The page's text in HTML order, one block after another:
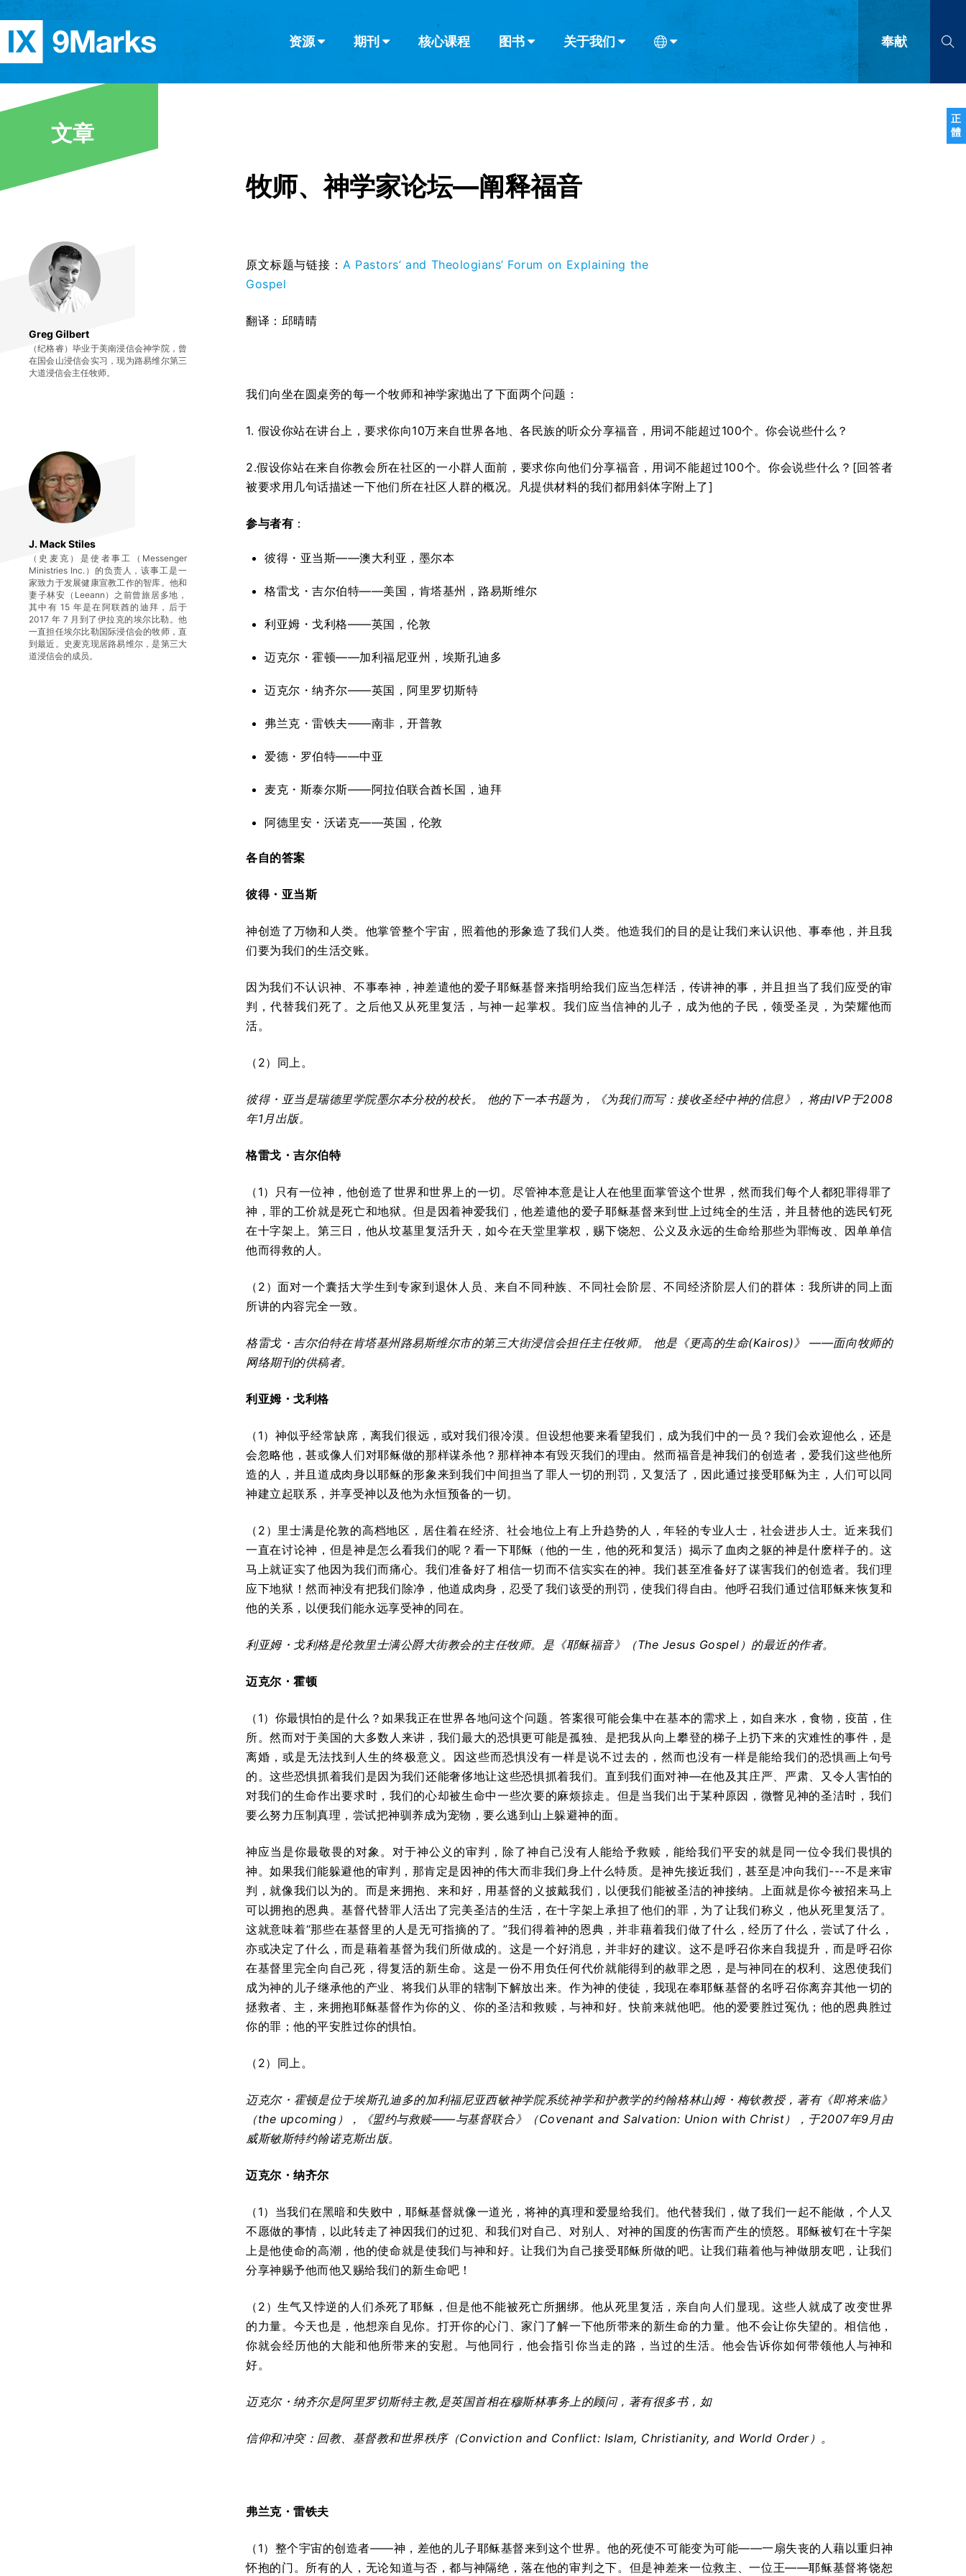
正
體
资源 期刊 核心课程 图书 关于我们 奉献
查看全部
查看全部
简体中文
文章
Greg Gilbert
（纪格睿）毕业于美南浸信会神学院，曾
在国会山浸信会实习，现为路易维尔第三
大道浸信会主任牧师。
J. Mack Stiles
（史麦克）是使者事工（Messenger
Ministries Inc.）的负责人，该事工是一
家致力于发展健康宣教工作的智库。他和
妻子林安（Leeann）之前曾旅居多地，
其中有 15 年是在阿联酋的迪拜，后于
2017 年 7 月到了伊拉克的埃尔比勒。他
一直担任埃尔比勒国际浸信会的牧师，直
到最近。史麦克现居路易维尔，是第三大
道浸信会的成员。
牧师、神学家论坛—阐释福音
原文标题与链接： A Pastors’ and Theologians’ Forum on Explaining the
Gospel
翻译：邱晴晴
我们向坐在圆桌旁的每一个牧师和神学家抛出了下面两个问题：
1. 假设你站在讲台上，要求你向10万来自世界各地、各民族的听众分享福音，用词不能超过100个。你会说些什么？
2.假设你站在来自你教会所在社区的一小群人面前，要求你向他们分享福音，用词不能超过100个。你会说些什么？[回答者
被要求用几句话描述一下他们所在社区人群的概况。凡提供材料的我们都用斜体字附上了]
参与者有 ：
彼得・亚当斯——澳大利亚，墨尔本
格雷戈・吉尔伯特——美国，肯塔基州，路易斯维尔
利亚姆・戈利格——英国，伦敦
迈克尔・霍顿——加利福尼亚州，埃斯孔迪多
迈克尔・纳齐尔——英国，阿里罗切斯特
弗兰克・雷铁夫——南非，开普敦
爱德・罗伯特——中亚
麦克・斯泰尔斯——阿拉伯联合酋长国，迪拜
阿德里安・沃诺克——英国，伦敦
各自的答案
彼得・ 亚当斯
神创造了万物和人类。他掌管整个宇宙，照着他的形象造了我们人类。他造我们的目的是让我们来认识他、事奉他，并且我
们要为我们的生活交账。
因为我们不认识神、不事奉神，神差遣他的爱子耶稣基督来指明给我们应当怎样活，传讲神的事，并且担当了我们应受的审
判，代替我们死了。之后他又从死里复活，与神一起掌权。我们应当信神的儿子，成为他的子民，领受圣灵，为荣耀他而
活。
（2）同上。
彼得・ 亚当是瑞德里学院墨尔本分校的校长。 他的下一本书题为，《为我们而写：接收圣经中神的信息》，将由IVP于2008
年1月出版。
格雷戈 ・ 吉尔伯特
（1）只有一位神，他创造了世界和世界上的一切。尽管神本意是让人在他里面掌管这个世界，然而我们每个人都犯罪得罪了
神，罪的工价就是死亡和地狱。但是因着神爱我们，他差遣他的爱子耶稣基督来到世上过纯全的生活，并且替他的选民钉死
在十字架上。第三日，他从坟墓里复活升天，如今在天堂里掌权，赐下饶恕、公义及永远的生命给那些为罪悔改、因单单信
他而得救的人。
（2）面对一个囊括大学生到专家到退休人员、来自不同种族、不同社会阶层、不同经济阶层人们的群体：我所讲的同上面
所讲的内容完全一致。
格雷戈・吉尔伯特在肯塔基州路易斯维尔市的第三大街浸信会担任主任牧师。 他是《更高的生命(Kairos)》
——面向牧师的
网络期刊的供稿者。
利亚姆・戈利格
（1）神似乎经常缺席，离我们很远，或对我们很冷漠。但设想他要来看望我们，成为我们中的一员？我们会欢迎他么，还是
会忽略他，甚或像人们对耶稣做的那样谋杀他？那样神本有毁灭我们的理由。然而福音是神我们的创造者，爱我们这些他所
造的人，并且道成肉身以耶稣的形象来到我们中间担当了罪人一切的刑罚，又复活了，因此通过接受耶稣为主，人们可以同
神建立起联系，并享受神以及他为永恒预备的一切。
（2）里士满是伦敦的高档地区，居住着在经济、社会地位上有上升趋势的人，年轻的专业人士，社会进步人士。近来我们
一直在讨论神，但是神是怎么看我们的呢？看一下耶稣（他的一生，他的死和复活）揭示了血肉之躯的神是什麽样子的。这
马上就证实了他因为我们而痛心。我们准备好了相信一切而不信实实在的神。我们甚至准备好了谋害我们的创造者。我们理
应下地狱！然而神没有把我们除净，他道成肉身，忍受了我们该受的刑罚，使我们得自由。他呼召我们通过信耶稣来恢复和
他的关系，以便我们能永远享受神的同在。
利亚姆・ 戈利格是伦敦里士满公爵大街教会的主任牧师。是《耶稣福音》（The Jesus Gospel ）的最近的作者。
迈克尔・ 霍顿
（1）你最惧怕的是什么？如果我正在世界各地问这个问题。答案很可能会集中在基本的需求上，如自来水，食物，疫苗，住
所。然而对于美国的大多数人来讲，我们最大的恐惧更可能是孤独、是把我从向上攀登的梯子上扔下来的灾难性的事件，是
离婚，或是无法找到人生的终极意义。因这些而恐惧没有一样是说不过去的，然而也没有一样是能给我们的恐惧画上句号
的。这些恐惧抓着我们是因为我们还能奢侈地让这些恐惧抓着我们。直到我们面对神—在他及其庄严、严肃、又令人害怕的
对我们的生命作出要求时，我们的心却被生命中一些次要的麻烦掠走。但是当我们出于某种原因，微瞥见神的圣洁时，我们
要么努力压制真理，尝试把神驯养成为宠物，要么逃到山上躲避神的面。
神应当是你最敬畏的对象。对于神公义的审判，除了神自己没有人能给予救赎，能给我们平安的就是同一位令我们畏惧的
神。如果我们能躲避他的审判，那肯定是因神的伟大而非我们身上什么特质。是神先接近我们，甚至是冲向我们---不是来审
判，就像我们以为的。而是来拥抱、来和好，用基督的义披戴我们，以便我们能被圣洁的神接纳。上面就是你今被招来马上
可以拥抱的恩典。基督代替罪人活出了完美圣洁的生活，在十字架上承担了他们的罪，为了让我们称义，他从死里复活了。
这就意味着“那些在基督里的人是无可指摘的了。”我们得着神的恩典，并非藉着我们做了什么，经历了什么，尝试了什么，
亦或决定了什么，而是藉着基督为我们所做成的。这是一个好消息，并非好的建议。这不是呼召你来自我提升，而是呼召你
在基督里完全向自己死，得复活的新生命。这是一份不用负任何代价就能得到的赦罪之恩，是与神同在的权利、这恩使我们
成为神的儿子继承他的产业、将我们从罪的辖制下解放出来。作为神的使徒，我现在奉耶稣基督的名呼召你离弃其他一切的
拯救者、主，来拥抱耶稣基督作为你的义、你的圣洁和救赎，与神和好。快前来就他吧。他的爱要胜过冤仇；他的恩典胜过
你的罪；他的平安胜过你的惧怕。
（2）同上。
迈克尔・ 霍顿是位于埃斯孔迪多的加利福尼亚西敏神学院系统神学和护教学的约翰格林山姆・ 梅钦教授，著有《即将来临》
（the upcoming ），《盟约与救赎——与基督联合》（Covenant and Salvation: Union with Christ ），于2007年9月由
威斯敏斯特约翰诺克斯出版。
迈克尔・ 纳齐尔
（1）当我们在黑暗和失败中，耶稣基督就像一道光，将神的真理和爱显给我们。他代替我们，做了我们一起不能做，个人又
不愿做的事情，以此转走了神因我们的过犯、和我们对自己、对别人、对神的国度的伤害而产生的愤怒。耶稣被钉在十字架
上是他使命的高潮，他的使命就是使我们与神和好。让我们为自己接受耶稣所做的吧。让我们藉着他与神做朋友吧，让我们
分享神赐予他而他又赐给我们的新生命吧！
（2）生气又悖逆的人们杀死了耶稣，但是他不能被死亡所捆绑。他从死里复活，亲自向人们显现。这些人就成了改变世界
的力量。今天也是，他想亲自见你。打开你的心门、家门了解一下他所带来的新生命的力量。他不会让你失望的。相信他，
你就会经历他的大能和他所带来的安慰。与他同行，他会指引你当走的路，当过的生活。他会告诉你如何带领他人与神和
好。
迈克尔・ 纳齐尔是阿里罗切斯特主教, 是英国首相在穆斯林事务上的顾问，著有很多书，如
信仰和冲突：回教、基督教和世界秩序（Conviction and Conflict: Islam, Christianity, and World Order）。
弗兰克・ 雷铁夫
（1）整个宇宙的创造者——神，差他的儿子耶稣基督来到这个世界。他的死使不可能变为可能——一扇失丧的人藉以重归神
怀抱的门。所有的人，无论知道与否，都与神隔绝，落在他的审判之下。但是神差来一位救主、一位王——耶稣基督将饶恕